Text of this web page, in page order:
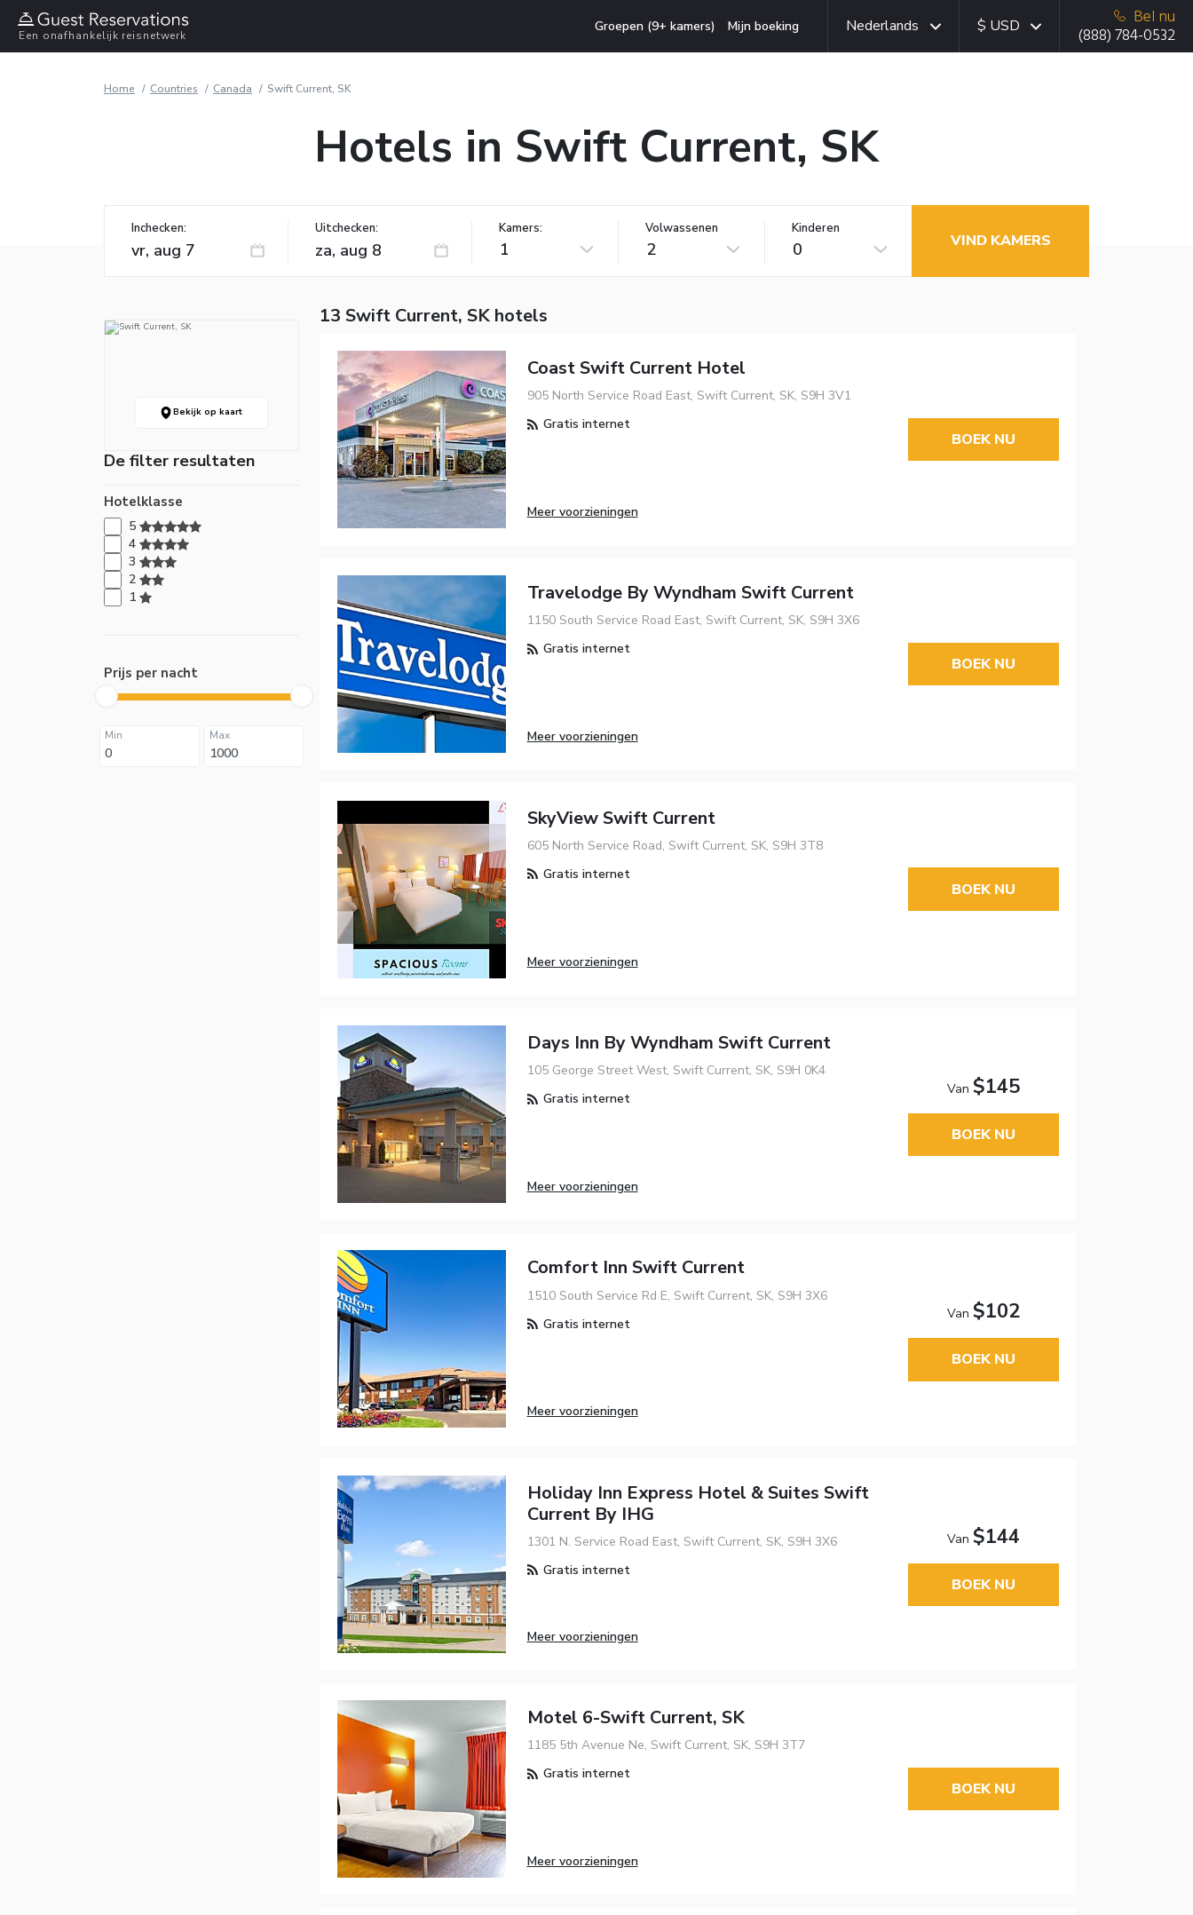
Een onafhankelijk reisnetwerk
Groepen (9+ kamers) Mijn boeking Nederlands $ USD
Bel nu
(888) 784-0532
Home Countries Canada Swift Current, SK
Hotels in Swift Current, SK
Inchecken: Uitchecken: Kamers:
1
Volwassenen
2
Kinderen
0 VIND KAMERS
Bekijk op kaart
De filter resultaten
Hotelklasse
5
4
3
2
1
Prijs per nacht
Min Max
13 Swift Current, SK hotels
Coast Swift Current Hotel
905 North Service Road East, Swift Current, SK, S9H 3V1
Gratis internet
Meer voorzieningen
BOEK NU
Travelodge By Wyndham Swift Current
1150 South Service Road East, Swift Current, SK, S9H 3X6
Gratis internet
Meer voorzieningen
BOEK NU
SkyView Swift Current
605 North Service Road, Swift Current, SK, S9H 3T8
Gratis internet
Meer voorzieningen
BOEK NU
Days Inn By Wyndham Swift Current
105 George Street West, Swift Current, SK, S9H 0K4
Gratis internet
Meer voorzieningen
Van $145
BOEK NU
Comfort Inn Swift Current
1510 South Service Rd E, Swift Current, SK, S9H 3X6
Gratis internet
Meer voorzieningen
Van $102
BOEK NU
Holiday Inn Express Hotel & Suites Swift
Current By IHG
1301 N. Service Road East, Swift Current, SK, S9H 3X6
Gratis internet
Meer voorzieningen
Van $144
BOEK NU
Motel 6-Swift Current, SK
1185 5th Avenue Ne, Swift Current, SK, S9H 3T7
Gratis internet
Meer voorzieningen
BOEK NU